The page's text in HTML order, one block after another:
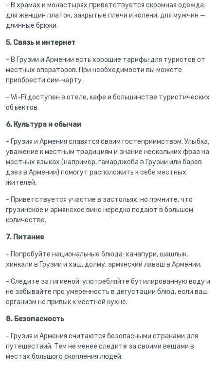
- В храмах и монастырях приветствуется скромная одежда:
для женщин платок, закрытые плечи и колени, для мужчин —
длинные брюки.
5. Связь и интернет
- В Грузии и Армении есть хорошие тарифы для туристов от
местных операторов. При необходимости вы можете
приобрести сим-карту .
- Wi-Fi доступен в отеле, кафе и большинстве туристических
объектов.
6. Культура и обычаи
- Грузия и Армения славятся своим гостеприимством. Улыбка,
уважение к местным традициям и знание нескольких фраз на
местных языках (например, гамарджоба в Грузии или барев
дзез в Армении) помогут расположить к себе местных
жителей.
- Приветствуется участие в застольях, но помните, что
грузинское и армянское вино нередко подают в большом
количестве.
7. Питание
- Попробуйте национальные блюда: хачапури, шашлык,
хинкали в Грузии и хаш, долму, армянский лаваш в Армении.
- Следите за гигиеной, употребляйте бутилированную воду и
не забывайте про умеренность в дегустации блюд, если ваш
организм не привык к местной кухне.
8. Безопасность
- Грузия и Армения считаются безопасными странами для
путешествий. Тем не менее следите за своими вещами в
местах большого скопления людей.